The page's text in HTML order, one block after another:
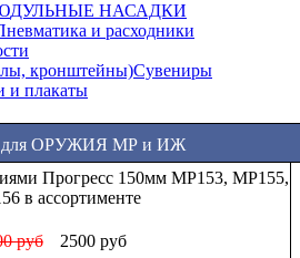
ДУЛЬНЫЕ НАСАДКИ
и расходники
кронштейны)Сувениры
и плакаты
для ОРУЖИЯ МР и ИЖ
Прогресс 150мм МР153, МР155,
в ассортименте
руб 2500 руб